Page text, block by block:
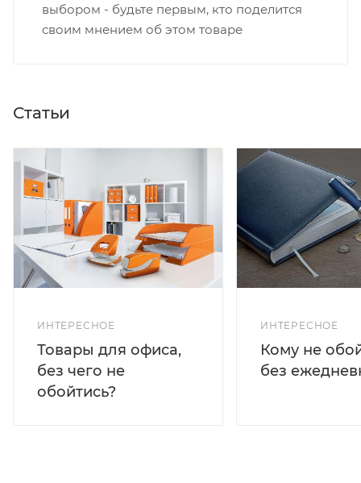
выбором - будьте первым, кто поделится
своим мнением об этом товаре
Статьи
ИНТЕРЕСНОЕ
Товары для офиса,
без чего не
обойтись?
ИНТЕРЕСНОЕ
Кому не
без